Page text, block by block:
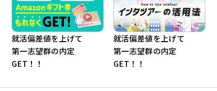
就活偏差値を上げて
第一志望群の内定
GET！！
就活偏差値を上げて
第一志望群の内定
GET！！